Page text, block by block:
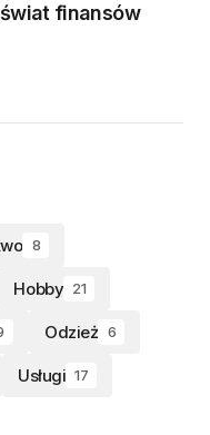
finansów
8
Hobby 21
Odzież 6
Usługi 17